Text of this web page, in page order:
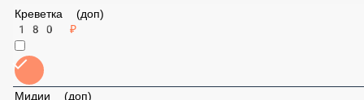
Креветка (доп)
180 ₽